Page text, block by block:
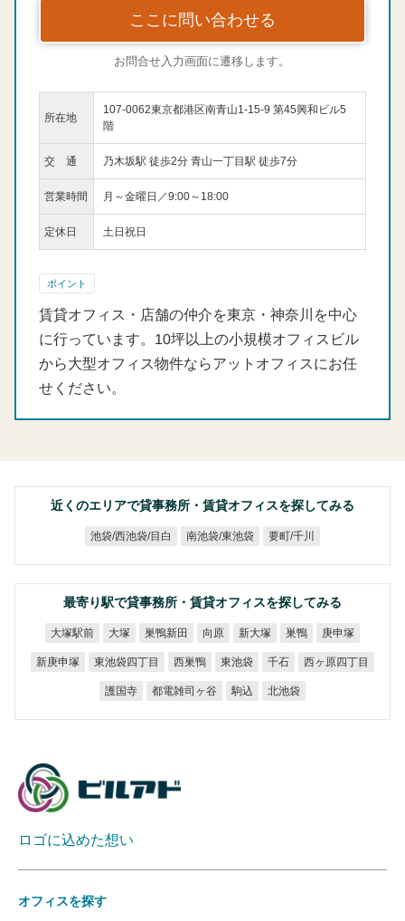
ここに問い合わせる
お問合せ入力画面に遷移します。
所在地
107-0062東京都港区南青山1-15-9 第45興和ビル5
階
交 通 乃木坂駅 徒歩2分 青山一丁目駅 徒歩7分
営業時間 月～金曜日／9:00～18:00
定休日 土日祝日
ポイント
賃貸オフィス・店舗の仲介を東京・神奈川を中心
に行っています。10坪以上の小規模オフィスビル
から大型オフィス物件ならアットオフィスにお任
せください。
近くのエリアで貸事務所・賃貸オフィスを探してみる
池袋/西池袋/目白 南池袋/東池袋 要町/千川
最寄り駅で貸事務所・賃貸オフィスを探してみる
大塚駅前 大塚 巣鴨新田 向原 新大塚 巣鴨 庚申塚
新庚申塚 東池袋四丁目 西巣鴨 東池袋 千石 西ヶ原四丁目
護国寺 都電雑司ヶ谷 駒込 北池袋
ロゴに込めた想い
オフィスを探す